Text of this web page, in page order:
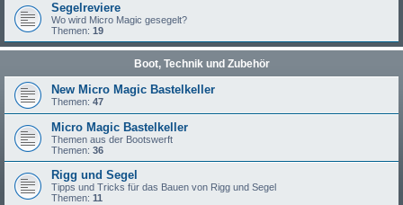
Segelreviere
Wo wird Micro Magic gesegelt?
Themen: 19
Boot, Technik und Zubehör
New Micro Magic Bastelkeller
Themen: 47
Micro Magic Bastelkeller
Themen aus der Bootswerft
Themen: 36
Rigg und Segel
Tipps und Tricks für das Bauen von Rigg und Segel
Themen: 11